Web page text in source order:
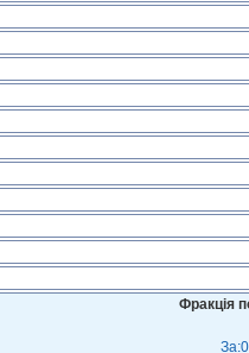
Фракція